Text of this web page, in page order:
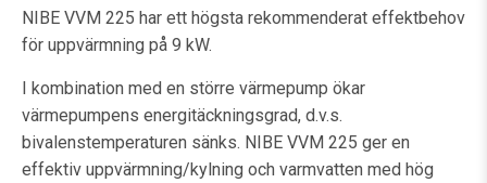
NIBE VVM 225 har ett högsta rekommenderat effektbehov
för uppvärmning på 9 kW.
I kombination med en större värmepump ökar
värmepumpens energitäckningsgrad, d.v.s.
bivalenstemperaturen sänks. NIBE VVM 225 ger en
effektiv uppvärmning/kylning och varmvatten med hög